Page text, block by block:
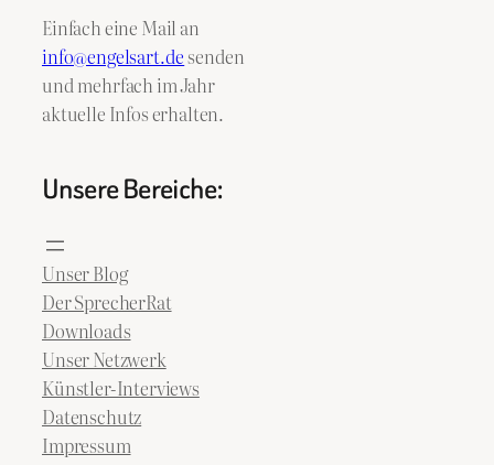
Einfach eine Mail an
info@engelsart.desenden
und mehrfach im Jahr
aktuelle Infos erhalten.
Unsere Bereiche:
Unser Blog
Der SprecherRat
Downloads
Unser Netzwerk
Künstler-Interviews
Datenschutz
Impressum